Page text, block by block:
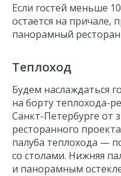
Если гостей меньше
остается на причале,
панорамный
Теплоход
Будем наслаждаться
на борту теплохода-
Санкт-Петербурге от
ресторанного
палуба теплохода —
со столами. Нижняя
и панорамным